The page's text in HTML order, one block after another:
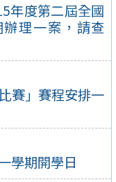
年度第二屆全國
理一案，請查
賽」賽程安排一
學期開學日